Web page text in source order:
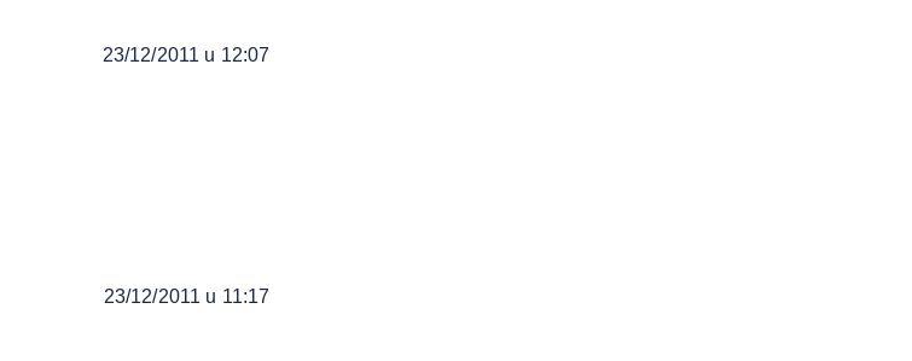
23/12/2011 u 12:07
23/12/2011 u 11:17